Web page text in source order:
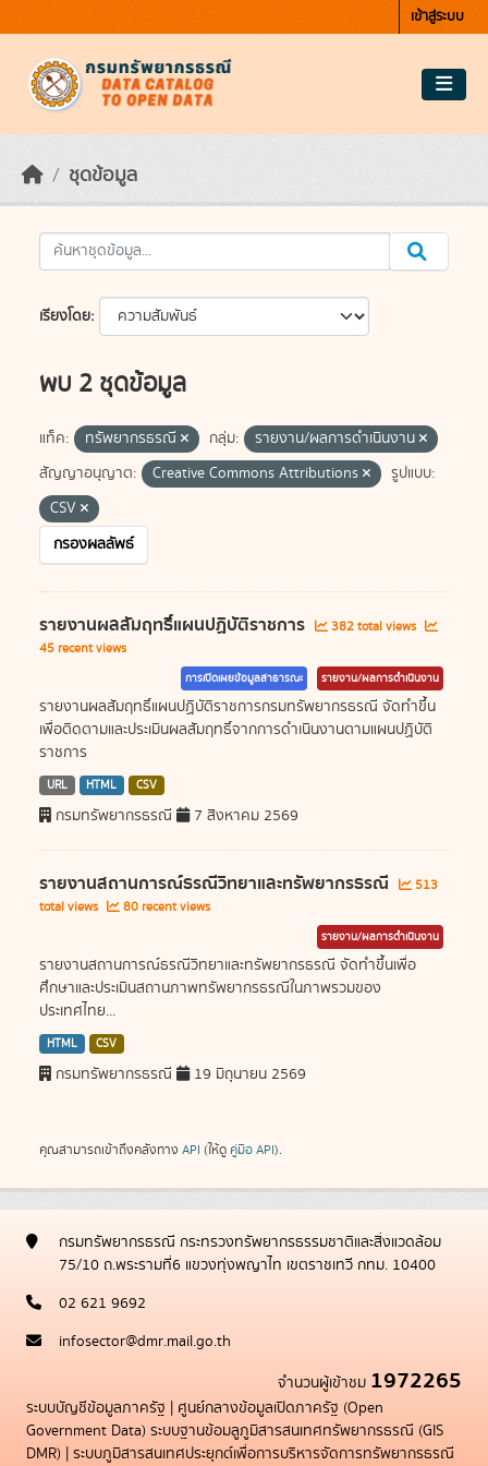
เข้าสู่ระบบ
ชุดข้อมูล
เรียงโดย
พบ 2 ชุดข้อมูล
แท็ค: ทรัพยากรธรณี กลุ่ม:
รายงาน/ผลการดำเนินงาน
สัญญาอนุญาต:
Creative Commons Attributions
รูปแบบ:
CSV
กรองผลลัพธ์
รายงานผลสัมฤทธิ์แผนปฏิบัติราชการ
382 total views
45 recent views
การเปิดเผยข้อมูลสาธารณะ รายงาน/ผลการดำเนินงาน
รายงานผลสัมฤทธิ์แผนปฏิบัติราชการกรมทรัพยากรธรณี จัดทำขึ้น
เพื่อติดตามและประเมินผลสัมฤทธิ์จากการดำเนินงานตามแผนปฏิบัติ
ราชการ
URL HTML CSV
กรมทรัพยากรธรณี 7 สิงหาคม 2569
รายงานสถานการณ์ธรณีวิทยาและทรัพยากรธรณี
513
total views
80 recent views
รายงาน/ผลการดำเนินงาน
รายงานสถานการณ์ธรณีวิทยาและทรัพยากรธรณี จัดทำขึ้นเพื่อ
ศึกษาและประเมินสถานภาพทรัพยากรธรณีในภาพรวมของ
ประเทศไทย...
HTML CSV
กรมทรัพยากรธรณี 19 มิถุนายน 2569
คุณสามารถเข้าถึงคลังทาง API (ให้ดู คู่มือ API).
กรมทรัพยากรธรณี กระทรวงทรัพยากรธรรมชาติและสิ่งแวดล้อม
75/10 ถ.พระรามที่6 แขวงทุ่งพญาไท เขตราชเทวี กทม. 10400
02 621 9692
infosector@dmr.mail.go.th
จำนวนผู้เข้าชม 1972265
ระบบบัญชีข้อมูลภาครัฐ | ศูนย์กลางข้อมูลเปิดภาครัฐ (Open
Government Data) ระบบฐานข้อมลูภูมิสารสนเทศทรัพยากรธรณี (GIS
DMR) | ระบบภูมิสารสนเทศประยุกต์เพื่อการบริหารจัดการทรัพยากรธรณี